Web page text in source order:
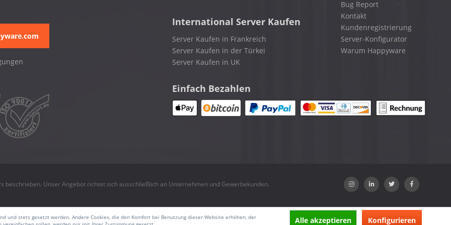
International Server Kaufen
Server Kaufen in Frankreich
Server Kaufen in der Türkei
Server Kaufen in UK
Bug Report
Kontakt
Kundenregistrierung
Server-Konfigurator
Warum Happyware
Einfach Bezahlen
beschrieben. Unser Angebot richtet sich ausschließlich an Unternehmen und Gewerbekunden.
stets gesetzt werden. Andere Cookies, die den Komfort bei Benutzung dieser Website erhöhen, der
Alle akzeptieren Konfigurieren